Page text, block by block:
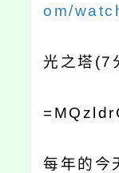
om/
光之塔 (7
每年的今